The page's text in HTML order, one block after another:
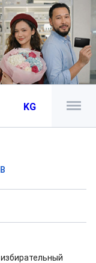
KG